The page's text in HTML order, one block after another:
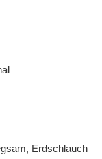
Erdschlauch